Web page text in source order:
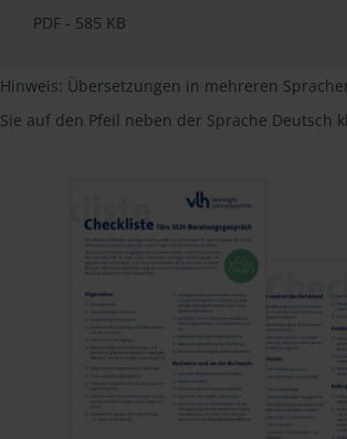
PDF - 585 KB
Hinweis: Übersetzungen in mehreren
Sie auf den Pfeil neben der Sprache Deutsch